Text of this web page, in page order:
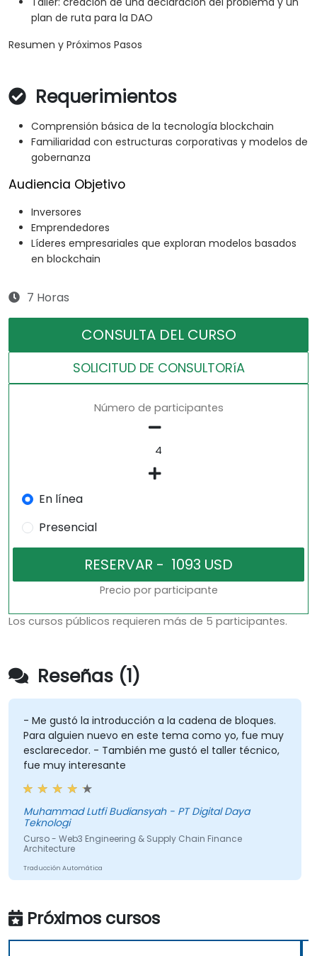
plan de ruta para la DAO
Resumen y Próximos Pasos
Requerimientos
Comprensión básica de la tecnología blockchain
Familiaridad con estructuras corporativas y modelos de
gobernanza
Audiencia Objetivo
Inversores
Emprendedores
Líderes empresariales que exploran modelos basados
en blockchain
7 Horas
CONSULTA DEL CURSO
SOLICITUD DE CONSULTORíA
Número de participantes
En línea
Presencial
Precio por participante
Los cursos públicos requieren más de 5 participantes.
Reseñas (1)
- Me gustó la introducción a la cadena de bloques.
Para alguien nuevo en este tema como yo, fue muy
esclarecedor. - También me gustó el taller técnico,
fue muy interesante
Muhammad Lutfi Budiansyah - PT Digital Daya
Teknologi
Curso - Web3 Engineering & Supply Chain Finance
Architecture
Traducción Automática
Próximos cursos